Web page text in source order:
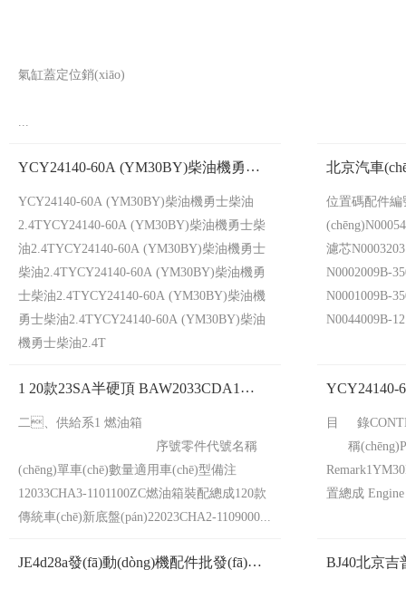
氣缸蓋定位銷(xiāo)
...
YCY24140-60A (YM30BY)柴油機勇士
YCY24140-60A (YM30BY)柴油機勇士柴油
2.4TYCY24140-60A (YM30BY)柴油機勇士柴
油2.4TYCY24140-60A (YM30BY)柴油機勇士
柴油2.4TYCY24140-60A (YM30BY)柴油機勇
士柴油2.4TYCY24140-60A (YM30BY)柴油機
勇士柴油2.4TYCY24140-60A (YM30BY)柴油
機勇士柴油2.4T
北京汽車
位置碼配件編
濾芯
N0002009B-
N0001009B-
N0044009B-
1 20款23SA半硬頂 BAW2033CDA1
23SC硬頂 BAW2033CGA1 4A91T GB
二、供給系1 燃油箱
序號零件代號名稱
(chēng)單車(chē)數量適用車(chē)型備注
12033CHA3-1101100ZC燃油箱裝配總成120款
傳統車(chē)新底盤(pán)22023CHA2-1109000...
YCY24140-
目 錄
稱
置總成
JE4d28a發(fā)動(dòng)機配件批發(fā)零
BJ40北京吉